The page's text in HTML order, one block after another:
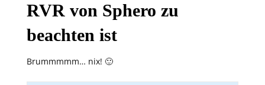
RVR von Sphero zu
beachten ist
Brummmmm… nix! 🙂